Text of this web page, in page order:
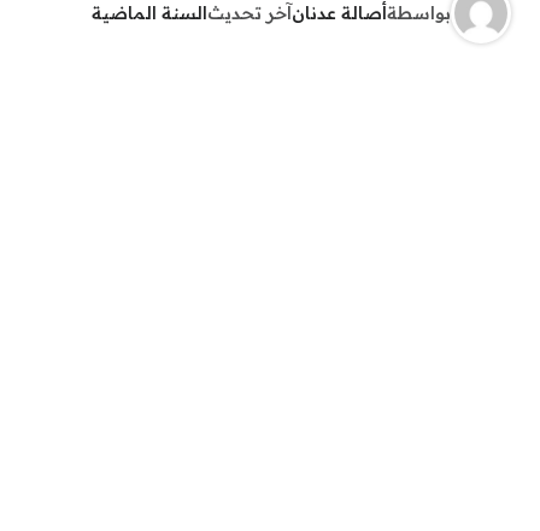
بواسطةأصالة عدنانآخر تحديثالسنة الماضية